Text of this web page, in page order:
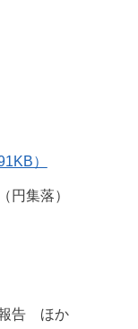
）
円集落）
報告 ほか